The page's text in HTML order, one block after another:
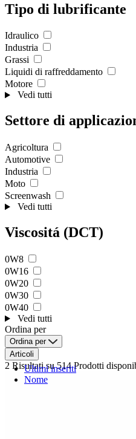
Tipo di lubrificante
Idraulico
Industria
Grassi
Liquidi di raffreddamento
Motore
Vedi tutti
Settore di
Agricoltura
Automotive
Industria
Moto
Screenwash
Vedi tutti
Viscositá (DCT)
0W8
0W16
0W20
0W30
0W40
Vedi tutti
Ordina per
Ordina per
Ultimi inseriti
Nome
Articoli
2 Risultatisu 514 Prodotti